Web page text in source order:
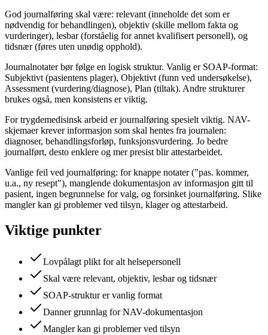
God journalføring skal være: relevant (inneholde det som er
nødvendig for behandlingen), objektiv (skille mellom fakta og
vurderinger), lesbar (forståelig for annet kvalifisert personell), og
tidsnær (føres uten unødig opphold).
Journalnotater bør følge en logisk struktur. Vanlig er SOAP-format:
Subjektivt (pasientens plager), Objektivt (funn ved undersøkelse),
Assessment (vurdering/diagnose), Plan (tiltak). Andre strukturer
brukes også, men konsistens er viktig.
For trygdemedisinsk arbeid er journalføring spesielt viktig. NAV-
skjemaer krever informasjon som skal hentes fra journalen:
diagnoser, behandlingsforløp, funksjonsvurdering. Jo bedre
journalført, desto enklere og mer presist blir attestarbeidet.
Vanlige feil ved journalføring: for knappe notater ("pas. kommer,
u.a., ny resept"), manglende dokumentasjon av informasjon gitt til
pasient, ingen begrunnelse for valg, og forsinket journalføring. Slike
mangler kan gi problemer ved tilsyn, klager og attestarbeid.
Viktige punkter
Lovpålagt plikt for alt helsepersonell
Skal være relevant, objektiv, lesbar og tidsnær
SOAP-struktur er vanlig format
Danner grunnlag for NAV-dokumentasjon
Mangler kan gi problemer ved tilsyn